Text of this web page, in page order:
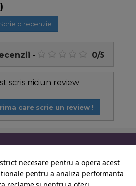
Scrie o recenzie
- 0/5
scris niciun review
care scrie un review !
necesare pentru a opera acest
pentru a analiza performanta